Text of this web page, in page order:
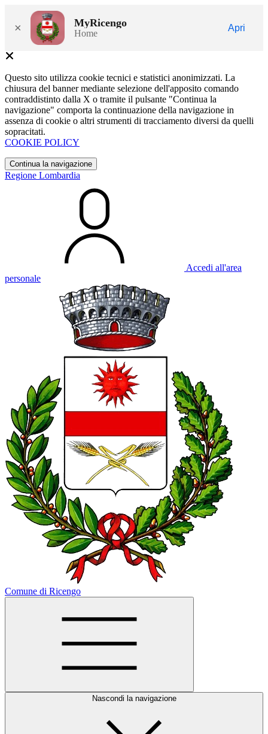
× MyRicengo
Home
Apri
Questo sito utilizza cookie tecnici e statistici anonimizzati. La
chiusura del banner mediante selezione dell'apposito comando
contraddistinto dalla X o tramite il pulsante "Continua la
navigazione" comporta la continuazione della navigazione in
assenza di cookie o altri strumenti di tracciamento diversi da quelli
sopracitati.
COOKIE POLICY
Continua la navigazione
Regione Lombardia
Accedi all'area
personale
Comune di Ricengo
Nascondi la navigazione